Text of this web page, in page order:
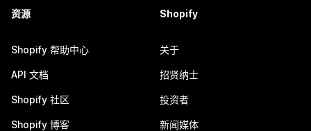
资源
Shopify 帮助中心
API 文档
Shopify 社区
Shopify 博客
Shopify
关于
招贤纳士
投资者
新闻媒体